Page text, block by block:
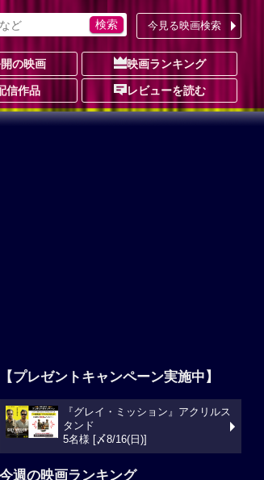
今見る映画検索
の映画 映画ランキング
信作品 レビューを読む
【プレゼントキャンペーン実施中】
『グレイ・ミッション』アクリルス
タンド
5名様 [〆8/16(日)]
今週の映画ランキング